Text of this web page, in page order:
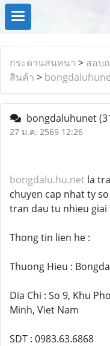
กระดานสนทนา > สอบ
สินค้า >
bongdaluhunet
27 ม.ค. 2569 12:26
bongdalu.hu.net la
chuyen cap nhat ty
tran dau tu nhieu
Thong tin lien he :
Thuong Hieu :
Dia Chi : So 9, Khu
Minh, Viet Nam
SDT : 0983.63.6868